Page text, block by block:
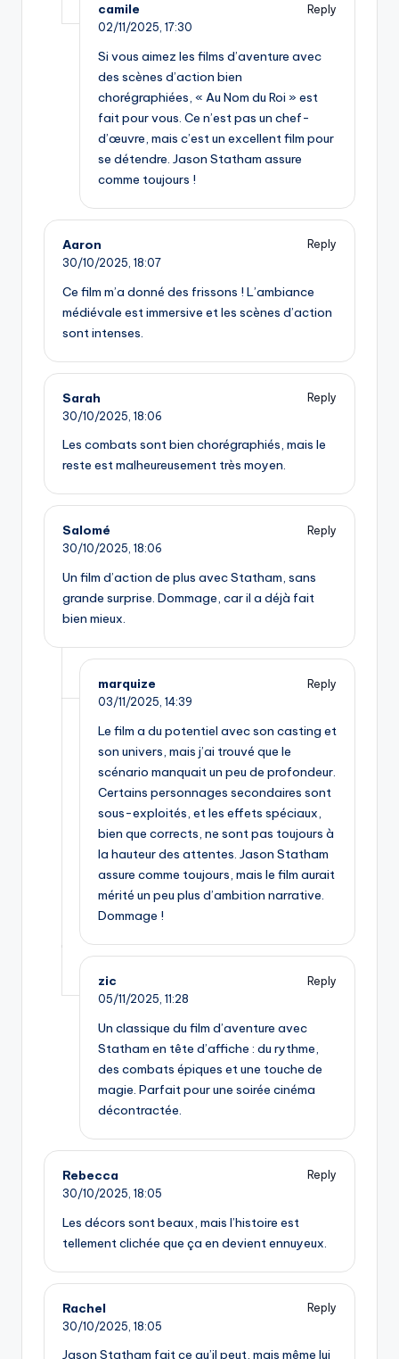
camile
Reply
02/11/2025, 17:30
Si vous aimez les films d’aventure avec
des scènes d’action bien
chorégraphiées, « Au Nom du Roi » est
fait pour vous. Ce n’est pas un chef-
d’œuvre, mais c’est un excellent film pour
se détendre. Jason Statham assure
comme toujours !
Aaron
Reply
30/10/2025, 18:07
Ce film m’a donné des frissons ! L’ambiance
médiévale est immersive et les scènes d’action
sont intenses.
Sarah
Reply
30/10/2025, 18:06
Les combats sont bien chorégraphiés, mais le
reste est malheureusement très moyen.
Salomé
Reply
30/10/2025, 18:06
Un film d’action de plus avec Statham, sans
grande surprise. Dommage, car il a déjà fait
bien mieux.
marquize
Reply
03/11/2025, 14:39
Le film a du potentiel avec son casting et
son univers, mais j’ai trouvé que le
scénario manquait un peu de profondeur.
Certains personnages secondaires sont
sous-exploités, et les effets spéciaux,
bien que corrects, ne sont pas toujours à
la hauteur des attentes. Jason Statham
assure comme toujours, mais le film aurait
mérité un peu plus d’ambition narrative.
Dommage !
zic
Reply
05/11/2025, 11:28
Un classique du film d’aventure avec
Statham en tête d’affiche : du rythme,
des combats épiques et une touche de
magie. Parfait pour une soirée cinéma
décontractée.
Rebecca
Reply
30/10/2025, 18:05
Les décors sont beaux, mais l’histoire est
tellement clichée que ça en devient ennuyeux.
Rachel
Reply
30/10/2025, 18:05
Jason Statham fait ce qu’il peut, mais même lui